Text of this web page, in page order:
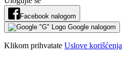
Facebook nalogom
Google nalogom
Klikom prihvatate Uslove korišćenja